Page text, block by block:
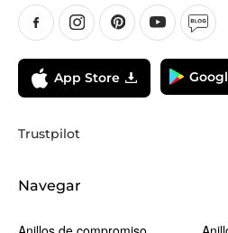
App Store
Trustpilot
Navegar